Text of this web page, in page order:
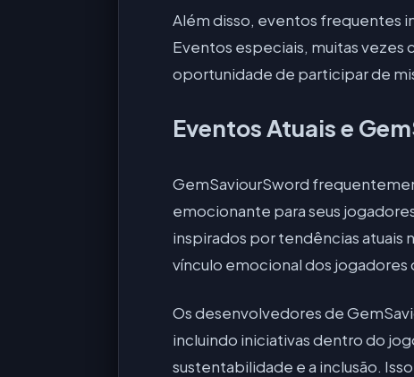
Além disso, eventos frequentes
Eventos especiais, muitas vezes
oportunidade de participar de
Eventos Atuais e
GemSaviourSword
emocionante para seus
inspirados por tendências atuais
vínculo emocional dos
Os desenvolvedores de
incluindo iniciativas dentro do
sustentabilidade e a inclusão.